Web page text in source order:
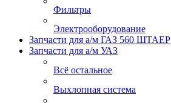
Фильтры
Электрооборудование
Запчасти для а/м ГАЗ 560 ШТАЕР
Запчасти для а/м УАЗ
Всё остальное
Выхлопная система